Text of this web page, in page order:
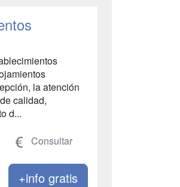
la atención
calidad,
d...
Consultar
+info gratis